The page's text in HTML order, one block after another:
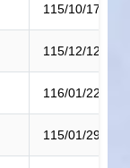
115/10/17 (六)
115/12/12 (六)
116/01/22 (五)
115/01/29 (五)